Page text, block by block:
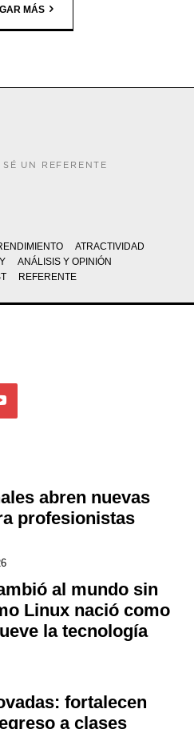
MÁS
SÉ UN REFERENTE
ATRACTIVIDAD
ANÁLISIS Y OPINIÓN
REFERENTE
abren nuevas
profesionistas
al mundo sin
Linux nació como
la tecnología
fortalecen
a clases